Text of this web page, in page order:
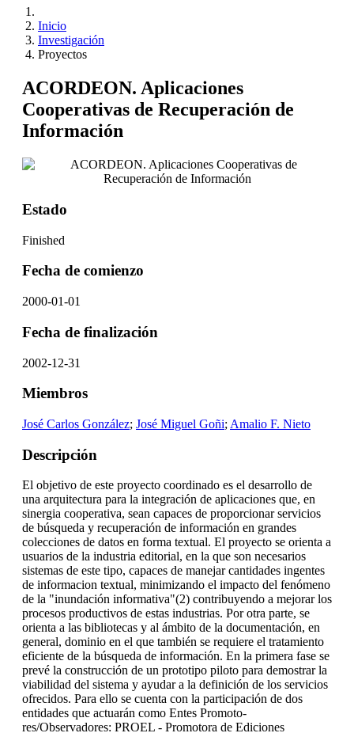
Inicio
Investigación
Proyectos
ACORDEON. Aplicaciones
Cooperativas de Recuperación de
Información
Estado
Finished
Fecha de comienzo
2000-01-01
Fecha de finalización
2002-12-31
Miembros
José Carlos González; José Miguel Goñi; Amalio F. Nieto
Descripción
El objetivo de este proyecto coordinado es el desarrollo de
una arquitectura para la integración de aplicaciones que, en
sinergia cooperativa, sean capaces de proporcionar servicios
de búsqueda y recuperación de información en grandes
colecciones de datos en forma textual. El proyecto se orienta a
usuarios de la industria editorial, en la que son necesarios
sistemas de este tipo, capaces de manejar cantidades ingentes
de informacion textual, minimizando el impacto del fenómeno
de la "inundación informativa"(2) contribuyendo a mejorar los
procesos productivos de estas industrias. Por otra parte, se
orienta a las bibliotecas y al ámbito de la documentación, en
general, dominio en el que también se requiere el tratamiento
eficiente de la búsqueda de información. En la primera fase se
prevé la construcción de un prototipo piloto para demostrar la
viabilidad del sistema y ayudar a la definición de los servicios
ofrecidos. Para ello se cuenta con la participación de dos
entidades que actuarán como Entes Promoto-
res/Observadores: PROEL - Promotora de Ediciones